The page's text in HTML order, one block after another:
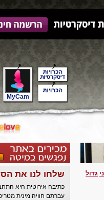
MyCam
גדול שלחו לנו את
כתיבה אירוטית היא
עברתם חוויה מינית